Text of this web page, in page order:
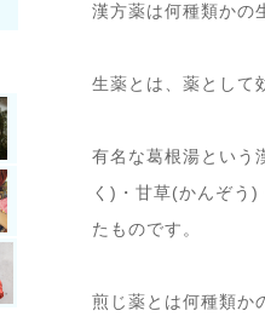
漢方薬は何種類かの
生薬とは、薬として
有名な葛根湯という
く)・甘草(かんぞう
たものです。
煎じ薬とは何種類か